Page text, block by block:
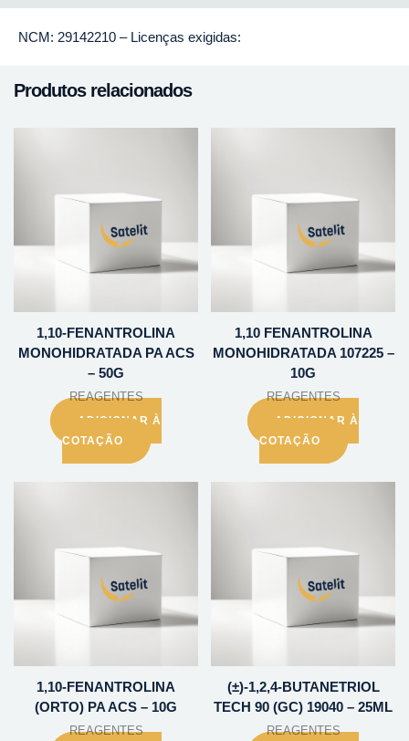
NCM: 29142210 – Licenças exigidas:
Produtos relacionados
1,10-FENANTROLINA
MONOHIDRATADA PA ACS
– 50G
REAGENTES
ADICIONAR À
COTAÇÃO
1,10 FENANTROLINA
MONOHIDRATADA 107225 –
10G
REAGENTES
ADICIONAR À
COTAÇÃO
1,10-FENANTROLINA
(ORTO) PA ACS – 10G
REAGENTES
(±)-1,2,4-BUTANETRIOL
TECH 90 (GC) 19040 – 25ML
REAGENTES